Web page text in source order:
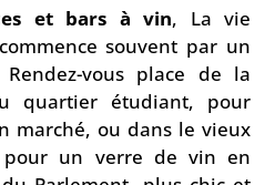
et bars à vin, La vie
souvent par un
vous place de la
quartier étudiant, pour
marché, ou dans le vieux
pour un verre de vin en